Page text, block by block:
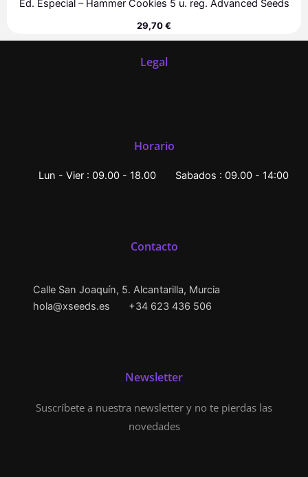
Ed. Especial – Hammer Cookies 5 u. reg. Advanced Seeds
29,70€
Legal
Horario
Lun - Vier : 09.00 - 18.00 Sabados : 09.00 - 14:00
Contacto
Calle San Joaquín, 5. Alcantarilla, Murcia
hola@xseeds.es
+34 623 436 506
Newsletter
Suscríbete a nuestra newsletter y no te pierdas las
novedades